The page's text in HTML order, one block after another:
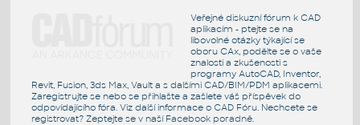
Veřejné diskuzní fórum k CAD
aplikacím - ptejte se na
libovolné otázky týkající se
oboru CAx, podělte se o vaše
znalosti a zkušenosti s
programy AutoCAD, Inventor,
Revit, Fusion, 3ds Max, Vault a s dalšími CAD/BIM/PDM aplikacemi.
Zaregistrujte se nebo se přihlašte a zašlete váš příspěvek do
odpovídajícího fóra. Viz další informace o CAD Fóru. Nechcete se
registrovat? Zeptejte se v naší Facebook poradně.